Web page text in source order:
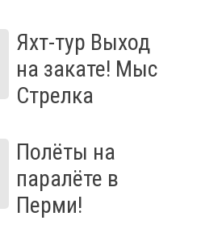
Яхт-тур Выход
на закате! Мыс
Стрелка
Полёты на
паралёте в
Перми!